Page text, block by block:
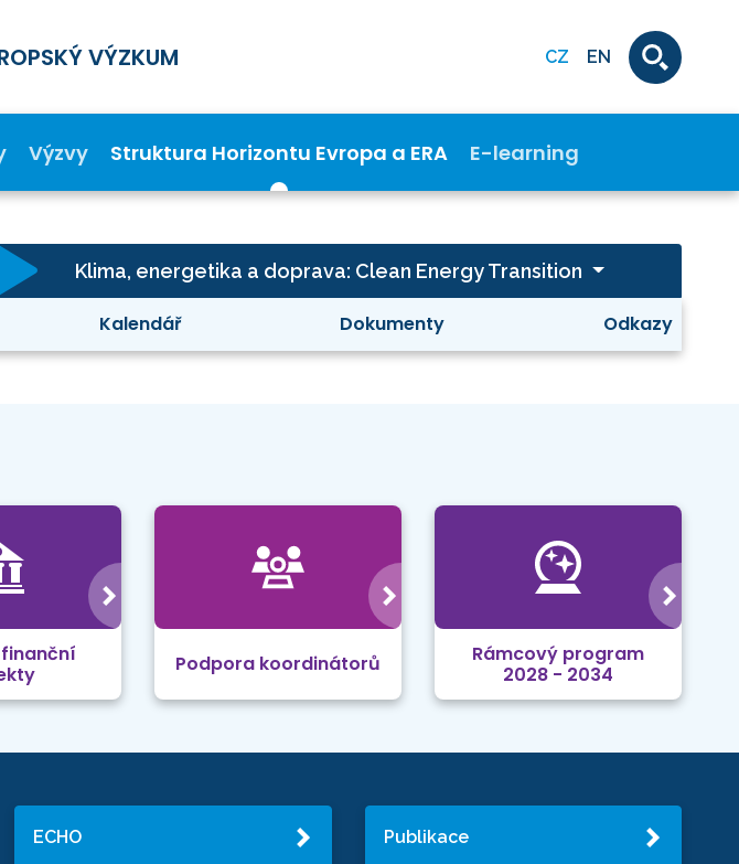
VÝZKUM CZ EN
Výzvy Struktura Horizontu Evropa a ERA E-learning
Klima, energetika a doprava: Clean Energy Transition
Kalendář Dokumenty Odkazy
Podpora koordinátorů
Rámcový program
2028 - 2034
ECHO Publikace